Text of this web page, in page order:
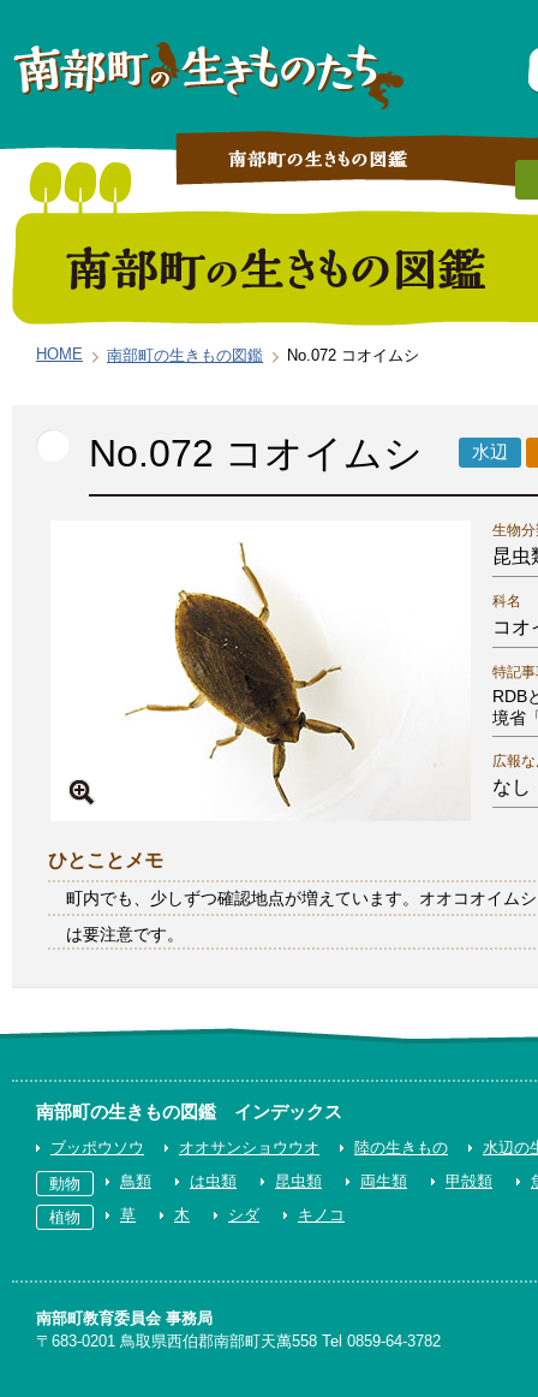
HOME 南部町の生きもの図鑑 No.072 コオイムシ
No.072 コオイムシ 水辺
生物
昆虫
科名
コオ
特記
RDB
境省
広報
なし
ひとことメモ
町内でも、少しずつ確認地点が増えています。オオコオイム
は要注意です。
南部町の生きもの図鑑 インデックス
ブッポウソウ オオサンショウウオ 陸の生きもの
水辺の
動物
鳥類 は虫類 昆虫類 両生類 甲殻類
植物
草 木 シダ キノコ
南部町教育委員会 事務局
〒683-0201 鳥取県西伯郡南部町天萬558 Tel 0859-64-3782